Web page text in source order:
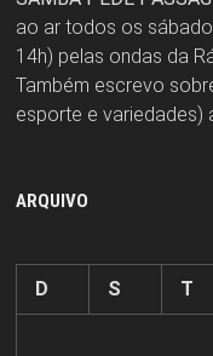
ao ar todos os
14h) pelas ondas da
Também escrevo
esporte e variedades)
ARQUIVO
D
S T